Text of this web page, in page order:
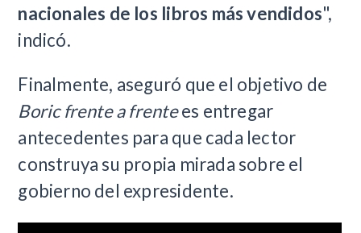
nacionales de los libros más vendidos",
indicó.
Finalmente, aseguró que el objetivo de
Boric frente a frentees entregar
antecedentes para que cada lector
construya su propia mirada sobre el
gobierno del expresidente.